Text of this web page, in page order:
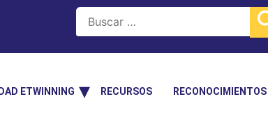
ETWINNING RECURSOS RECONOCIMIENTOS